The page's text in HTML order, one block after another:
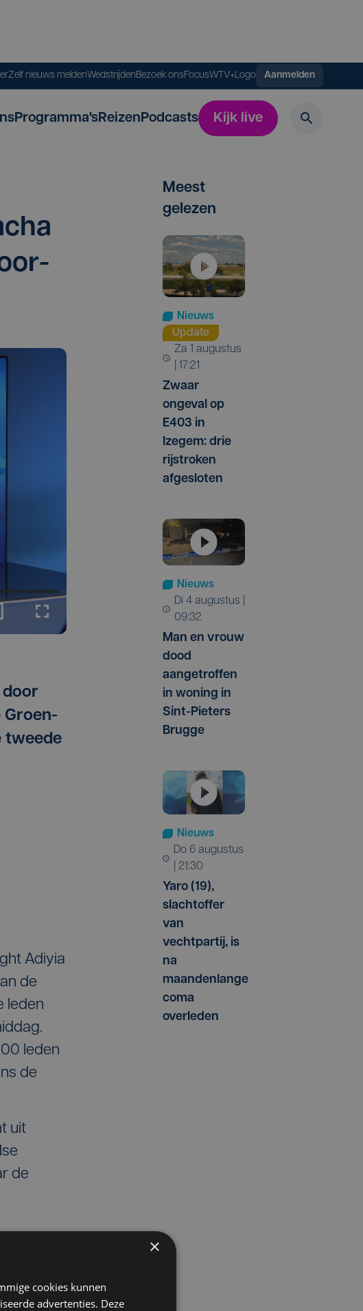
Zelf nieuws meldenWedstrijdenBezoek onsFocusWTV+Logo Aanmelden
Programma'sReizenPodcasts Kijk live
door
Groen-
tweede
Adiyia
de
leden
leden
de
uit
de
Meest
gelezen
Nieuws
Update
za 1 augustus
| 17:21
Zwaar
ongeval op
E403 in
Izegem: drie
rijstroken
afgesloten
Nieuws
di 4 augustus |
09:32
Man en vrouw
dood
aangetroffen
in woning in
Sint-Pieters
Brugge
Nieuws
do 6 augustus
| 21:30
Yaro (19),
slachtoffer
van
vechtpartij, is
na
maandenlange
coma
overleden
×
cookies kunnen
advertenties. Deze